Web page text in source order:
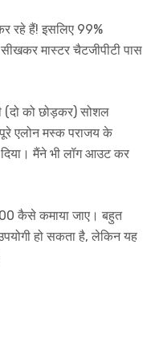
रहे हैं! इसलिए 99%
सीखकर मास्टर चैटजीपीटी पास
(दो को छोड़कर) सोशल
एलोन मस्क पराजय के
मैंने भी लॉग आउट कर
कैसे कमाया जाए। बहुत
हो सकता है, लेकिन यह